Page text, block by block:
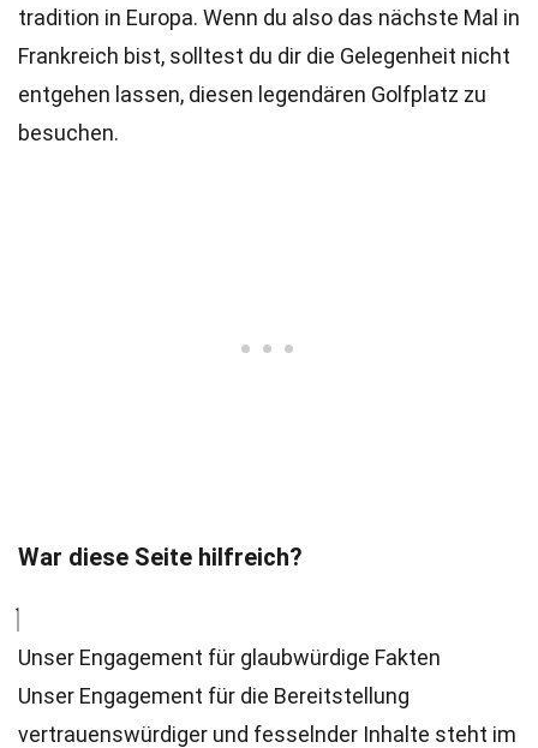
tradition in Europa. Wenn du also das nächste Mal in
Frankreich bist, solltest du dir die Gelegenheit nicht
entgehen lassen, diesen legendären Golfplatz zu
besuchen.
War diese Seite hilfreich?
Unser Engagement für glaubwürdige Fakten
Unser Engagement für die Bereitstellung
vertrauenswürdiger und fesselnder Inhalte steht im